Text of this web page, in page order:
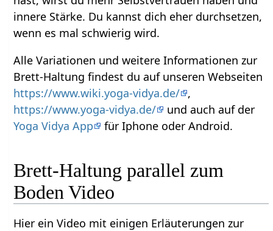
innere Stärke. Du kannst dich eher durchsetzen,
wenn es mal schwierig wird.
Alle Variationen und weitere Informationen zur
Brett-Haltung findest du auf unseren Webseiten
https://www.wiki.yoga-vidya.de/ ,
https://www.yoga-vidya.de/
und auch auf der
Yoga Vidya App
für Iphone oder Android.
Brett-Haltung parallel zum
Boden Video
Hier ein Video mit einigen Erläuterungen zur